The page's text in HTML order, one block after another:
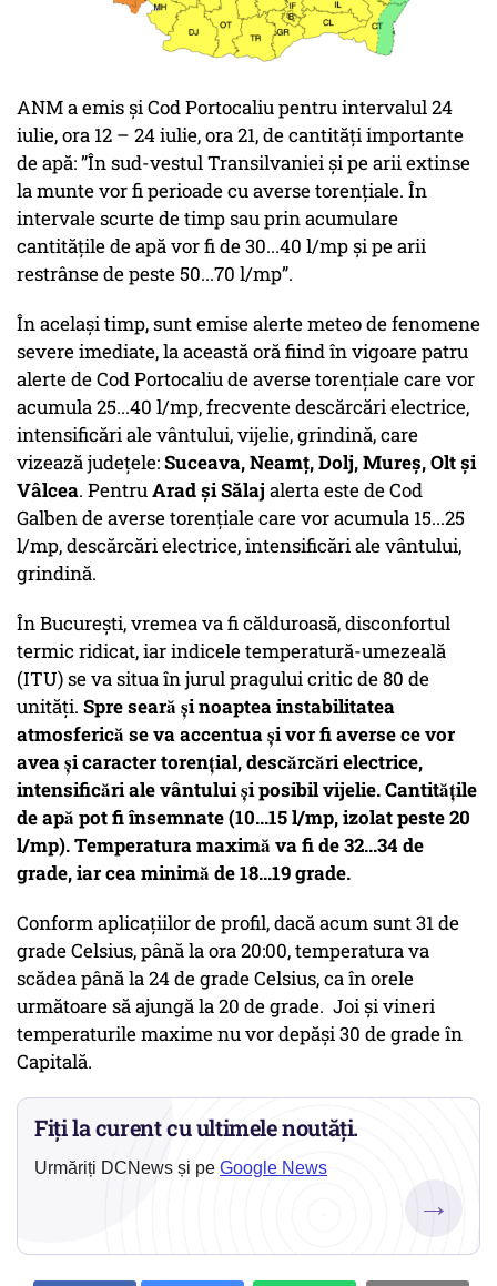
ANM a emis și Cod Portocaliu pentru intervalul 24
iulie, ora 12 – 24 iulie, ora 21, de cantități importante
de apă: ”În sud-vestul Transilvaniei și pe arii extinse
la munte vor fi perioade cu averse torențiale. În
intervale scurte de timp sau prin acumulare
cantitățile de apă vor fi de 30...40 l/mp și pe arii
restrânse de peste 50...70 l/mp”.
În același timp, sunt emise alerte meteo de fenomene
severe imediate, la această oră fiind în vigoare patru
alerte de Cod Portocaliu de averse torențiale care vor
acumula 25...40 l/mp, frecvente descărcări electrice,
intensificări ale vântului, vijelie, grindină, care
vizează județele:Suceava, Neamț, Dolj, Mureș, Olt și
Vâlcea. PentruArad și Sălaj alerta este de Cod
Galben de averse torențiale care vor acumula 15...25
l/mp, descărcări electrice, intensificări ale vântului,
grindină.
În București, vremea va fi călduroasă, disconfortul
termic ridicat, iar indicele temperatură-umezeală
(ITU) se va situa în jurul pragului critic de 80 de
unități. Spre seară și noaptea instabilitatea
atmosferică se va accentua și vor fi averse ce vor
avea și caracter torențial, descărcări electrice,
intensificări ale vântului și posibil vijelie. Cantitățile
de apă pot fi însemnate (10...15 l/mp, izolat peste 20
l/mp). Temperatura maximă va fi de 32...34 de
grade, iar cea minimă de 18...19 grade.
Conform aplicațiilor de profil, dacă acum sunt 31 de
grade Celsius, până la ora 20:00, temperatura va
scădea până la 24 de grade Celsius, ca în orele
următoare să ajungă la 20 de grade. Joi și vineri
temperaturile maxime nu vor depăși 30 de grade în
Capitală.
Fiți la curent cu ultimele noutăți.
Urmăriți DCNews și pe Google News
→